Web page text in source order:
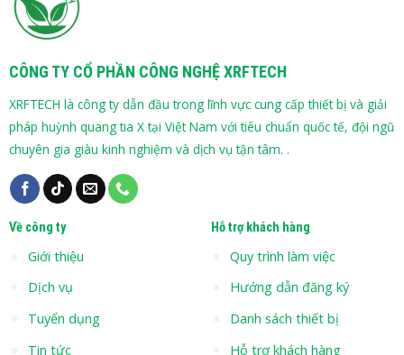
CÔNG TY CỔ PHẦN CÔNG NGHỆ XRFTECH
XRFTECH là công ty dẫn đầu trong lĩnh vực cung cấp thiết bị và giải
pháp huỳnh quang tia X tại Việt Nam với tiêu chuẩn quốc tế, đội ngũ
chuyên gia giàu kinh nghiệm và dịch vụ tận tâm. .
Về công ty
Giới thiệu
Dịch vụ
Tuyển dụng
Tin tức
Hỗ trợ khách hàng
Quy trình làm việc
Hướng dẫn đăng ký
Danh sách thiết bị
Hỗ trợ khách hàng